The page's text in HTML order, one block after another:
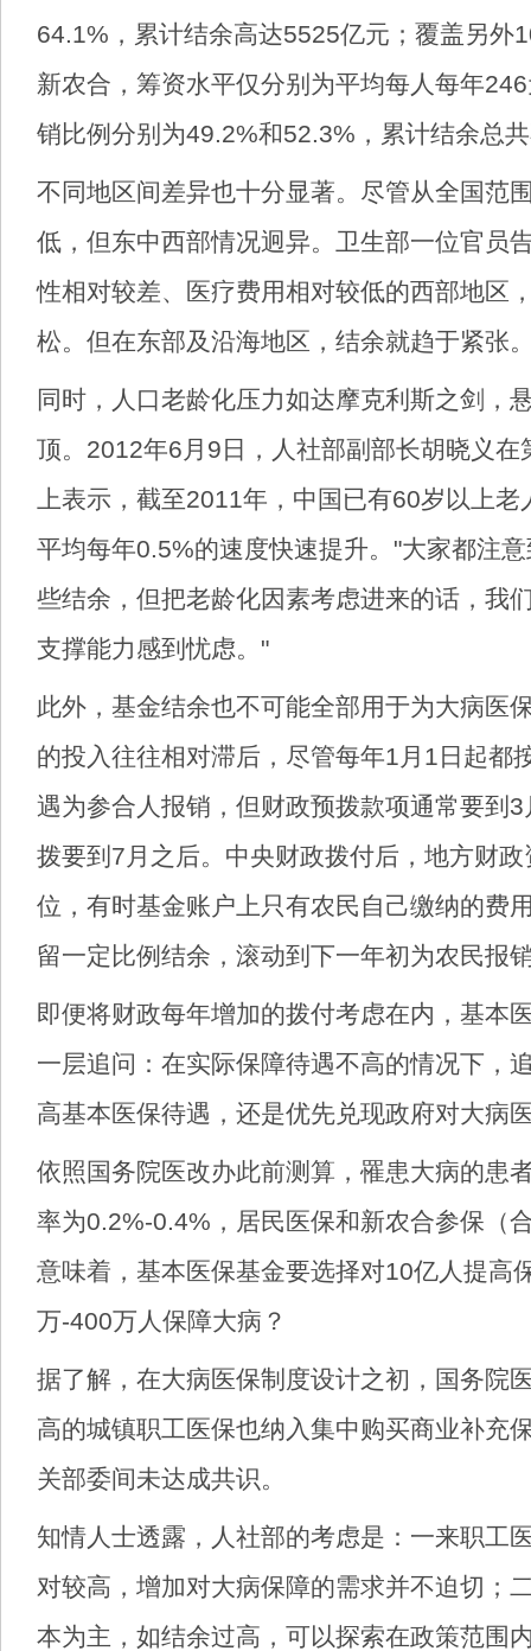
64.1%，累计结余高达5525亿元；覆盖另外
新农合，筹资水平仅分别为平均每人每年
销比例分别为49.2%和52.3%，累计结余总
不同地区间差异也十分显著。尽管从全国范
低，但东中西部情况迥异。卫生部一位官员
性相对较差、医疗费用相对较低的西部地区
松。但在东部及沿海地区，结余就趋于紧张
同时，人口老龄化压力如达摩克利斯之剑，
顶。2012年6月9日，人社部副部长胡晓义在
上表示，截至2011年，中国已有60岁以上老
平均每年0.5%的速度快速提升。"大家都注
些结余，但把老龄化因素考虑进来的话，我
支撑能力感到忧虑。"
此外，基金结余也不可能全部用于为大病医
的投入往往相对滞后，尽管每年1月1日起都
遇为参合人报销，但财政预拨款项通常要到
拨要到7月之后。中央财政拨付后，地方财
位，有时基金账户上只有农民自己缴纳的费
留一定比例结余，滚动到下一年初为农民报
即便将财政每年增加的拨付考虑在内，基本
一层追问：在实际保障待遇不高的情况下，
高基本医保待遇，还是优先兑现政府对大病
依照国务院医改办此前测算，罹患大病的患
率为0.2%-0.4%，居民医保和新农合参保（
意味着，基本医保基金要选择对10亿人提高
万-400万人保障大病？
据了解，在大病医保制度设计之初，国务院
高的城镇职工医保也纳入集中购买商业补充
关部委间未达成共识。
知情人士透露，人社部的考虑是：一来职工
对较高，增加对大病保障的需求并不迫切；
本为主，如结余过高，可以探索在政策范围